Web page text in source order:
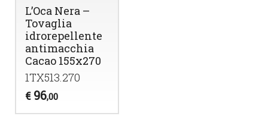
L’Oca Nera –
Tovaglia
idrorepellente
antimacchia
Cacao 155x270
1TX513.270
€ 96,00